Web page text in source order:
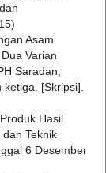
Asam
Varian
Saradan,
[Skripsi].
Hasil
Teknik
6 Desember